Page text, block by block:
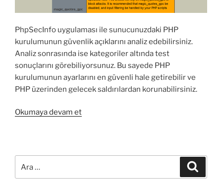
PhpSecInfo uygulaması ile sunucunuzdaki PHP
kurulumunun güvenlik açıklarını analiz edebilirsiniz.
Analiz sonrasında ise kategoriler altında test
sonuçlarını görebiliyorsunuz. Bu sayede PHP
kurulumunun ayarlarını en güvenli hale getirebilir ve
PHP üzerinden gelecek saldırılardan korunabilirsiniz.
Okumaya devam et“PhpSecInfo